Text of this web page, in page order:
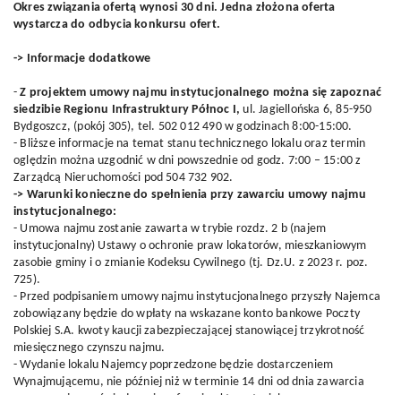
Okres związania ofertą wynosi 30 dni. Jedna złożona oferta
wystarcza do odbycia konkursu ofert.
-> Informacje dodatkowe
-Z projektem umowy najmu instytucjonalnego można się zapoznać
siedzibie Regionu Infrastruktury Północ I,ul. Jagiellońska 6, 85-950
Bydgoszcz, (pokój 305), tel. 502 012 490 w godzinach 8:00-15:00.
- Bliższe informacje na temat stanu technicznego lokalu oraz termin
oględzin można uzgodnić w dni powszednie od godz. 7:00 – 15:00 z
Zarządcą Nieruchomości pod 504 732 902.
-> Warunki konieczne do spełnienia przy zawarciu umowy najmu
instytucjonalnego:
- Umowa najmu zostanie zawarta w trybie rozdz. 2 b (najem
instytucjonalny) Ustawy o ochronie praw lokatorów, mieszkaniowym
zasobie gminy i o zmianie Kodeksu Cywilnego (tj. Dz.U. z 2023 r. poz.
725).
- Przed podpisaniem umowy najmu instytucjonalnego przyszły Najemca
zobowiązany będzie do wpłaty na wskazane konto bankowe Poczty
Polskiej S.A. kwoty kaucji zabezpieczającej stanowiącej trzykrotność
miesięcznego czynszu najmu.
- Wydanie lokalu Najemcy poprzedzone będzie dostarczeniem
Wynajmującemu, nie później niż w terminie 14 dni od dnia zawarcia